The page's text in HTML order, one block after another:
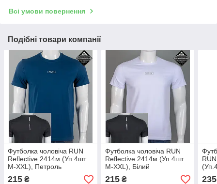
Всі умови повернення
Подібні товари компанії
Футболка чоловіча RUN
Reflective 2414м (Уп.4шт
M-XXL), Петроль
215 ₴
Футболка чоловіча RUN
Reflective 2414м (Уп.4шт
M-XXL), Білий
215₴ 235